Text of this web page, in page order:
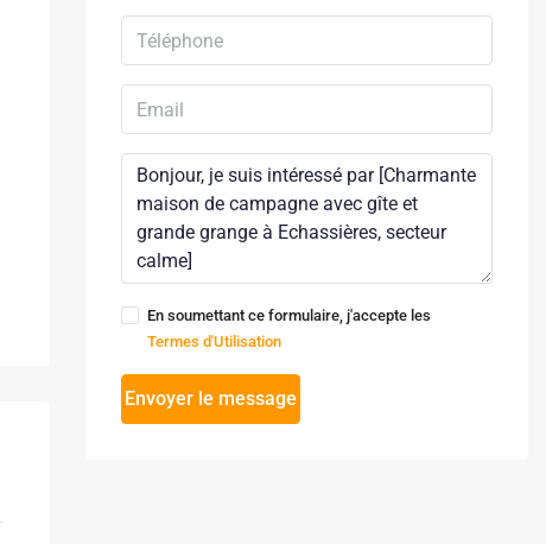
En soumettant ce formulaire, j'accepte les
Termes d'Utilisation
Envoyer le message